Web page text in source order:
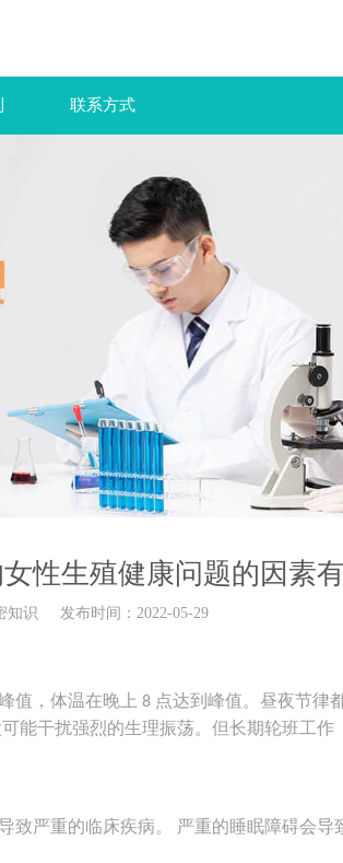
联系方式
性生殖健康问题的因素
知识 发布时间：2022-05-29
值，体温在晚上 8 点达到峰值。 昼夜节律
能干扰强烈的生理振荡。但长期轮班工
致严重的临床疾病。
严重的睡眠障碍会导